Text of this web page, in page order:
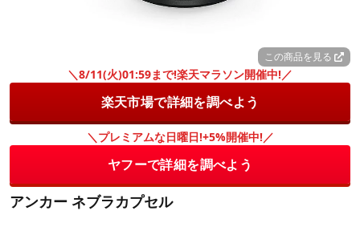
この商品を見る
＼8/11(火)01:59まで!楽天マラソン開催中!／
楽天市場で詳細を調べよう
＼プレミアムな日曜日!+5%開催中!／
ヤフーで詳細を調べよう
アンカー ネブラカプセル